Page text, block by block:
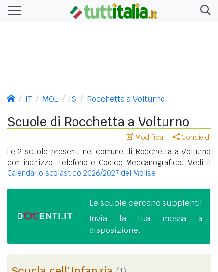
IT MOL IS Rocchetta a Volturno
Scuole di Rocchetta a Volturno
Modifica Condividi
Le 2 scuole presenti nel comune di Rocchetta a Volturno
con indirizzo, telefono e Codice Meccanografico. Vedi il
Calendario scolastico 2026/2027 del Molise.
Le scuole cercano supplenti!
Invia la tua messa a
disposizione.